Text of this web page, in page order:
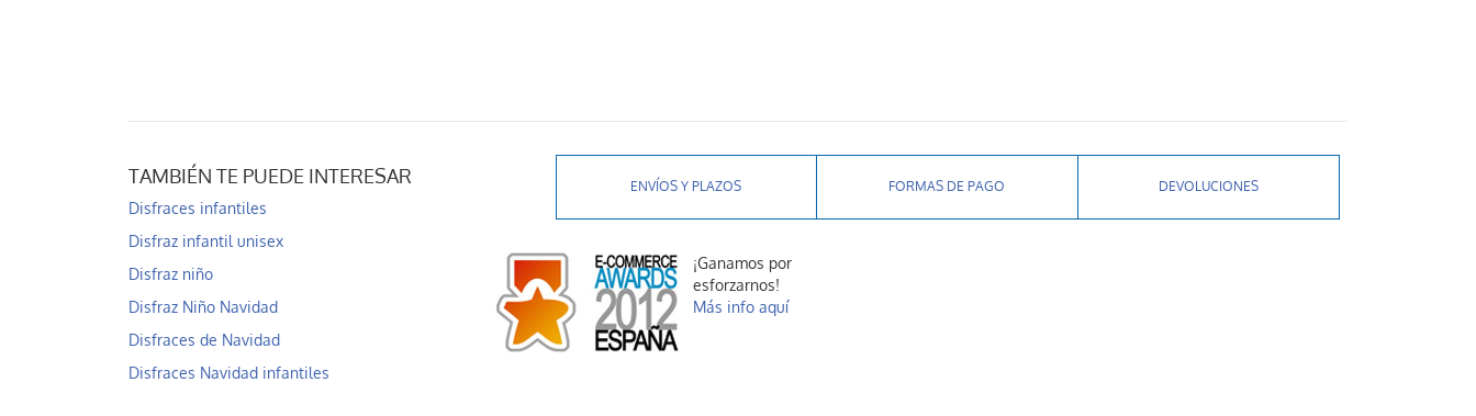
TAMBIÉN TE PUEDE INTERESAR
Disfraces infantiles
Disfraz infantil unisex
Disfraz niño
Disfraz Niño Navidad
Disfraces de Navidad
Disfraces Navidad infantiles
ENVÍOS Y PLAZOS FORMAS DE PAGO DEVOLUCIONES
¡Ganamos por
esforzarnos!
Más info aquí